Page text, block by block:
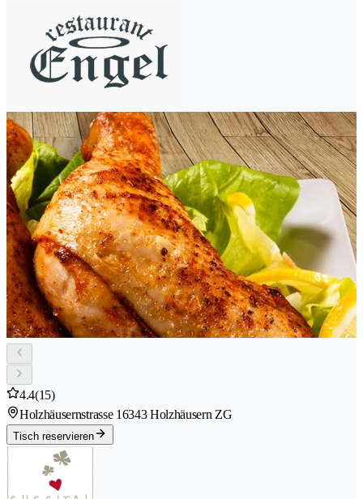
4.4(15)
Holzhäusernstrasse 16343 Holzhäusern ZG
Tisch reservieren